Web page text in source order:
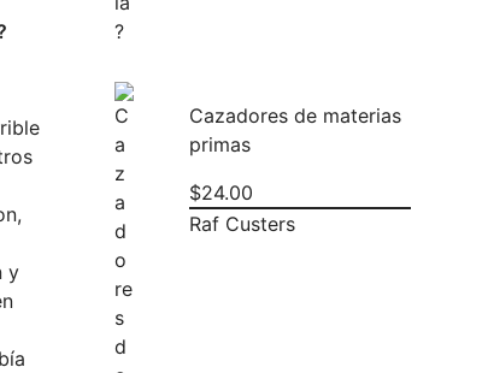
y
Cazadores de materias
primas
$24.00
Raf Custers